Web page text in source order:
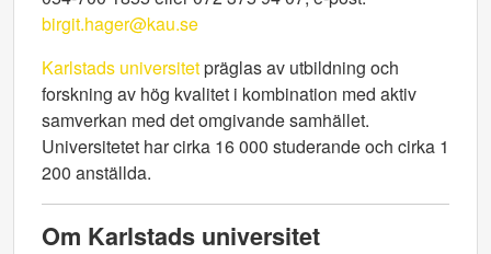
birgit.hager@kau.se
Karlstads universitetpräglas av utbildning och
forskning av hög kvalitet i kombination med aktiv
samverkan med det omgivande samhället.
Universitetet har cirka 16 000 studerande och cirka 1
200 anställda.
Om Karlstads universitet